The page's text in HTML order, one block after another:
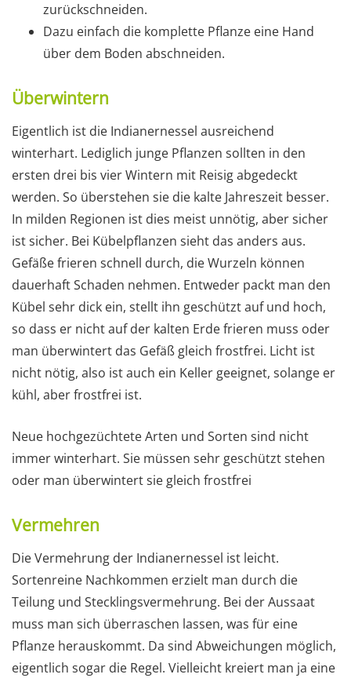
zurückschneiden.
Dazu einfach die komplette Pflanze eine Hand
über dem Boden abschneiden.
Überwintern
Eigentlich ist die Indianernessel ausreichend
winterhart. Lediglich junge Pflanzen sollten in den
ersten drei bis vier Wintern mit Reisig abgedeckt
werden. So überstehen sie die kalte Jahreszeit besser.
In milden Regionen ist dies meist unnötig, aber sicher
ist sicher. Bei Kübelpflanzen sieht das anders aus.
Gefäße frieren schnell durch, die Wurzeln können
dauerhaft Schaden nehmen. Entweder packt man den
Kübel sehr dick ein, stellt ihn geschützt auf und hoch,
so dass er nicht auf der kalten Erde frieren muss oder
man überwintert das Gefäß gleich frostfrei. Licht ist
nicht nötig, also ist auch ein Keller geeignet, solange er
kühl, aber frostfrei ist.
Neue hochgezüchtete Arten und Sorten sind nicht
immer winterhart. Sie müssen sehr geschützt stehen
oder man überwintert sie gleich frostfrei
Vermehren
Die Vermehrung der Indianernessel ist leicht.
Sortenreine Nachkommen erzielt man durch die
Teilung und Stecklingsvermehrung. Bei der Aussaat
muss man sich überraschen lassen, was für eine
Pflanze herauskommt. Da sind Abweichungen möglich,
eigentlich sogar die Regel. Vielleicht kreiert man ja eine